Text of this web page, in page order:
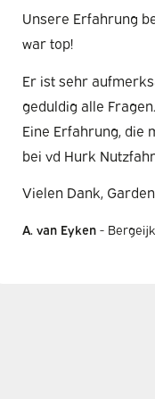
Unsere Erfahrung
war top!
Er ist sehr
geduldig alle Fragen.
Eine Erfahrung, die
bei vd Hurk
Vielen Dank,
A. van Eyken - Bergeijk